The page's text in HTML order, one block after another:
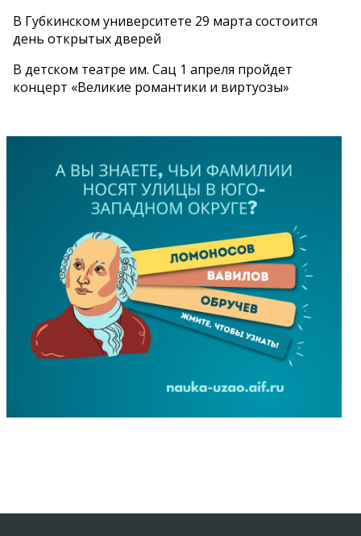
В Губкинском университете 29 марта состоится
день открытых дверей
В детском театре им. Сац 1 апреля пройдет
концерт «Великие романтики и виртуозы»